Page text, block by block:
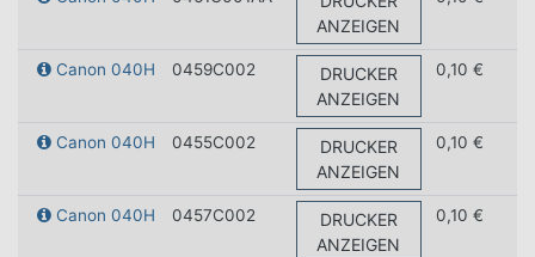
ANZEIGEN
Canon 040H 0459C002
DRUCKER
ANZEIGEN
0,10 €
Canon 040H 0455C002
DRUCKER
ANZEIGEN
0,10 €
Canon 040H 0457C002
DRUCKER
ANZEIGEN
0,10 €